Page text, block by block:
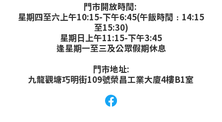
門市開放時間:
星期四至六上午10:15-下午6:45(午飯時間﹕14:15
至15:30)
星期日上午11:15-下午3:45
逢星期一至三及公眾假期休息
門市地址:
九龍觀塘巧明街109號榮昌工業大廈4樓B1室